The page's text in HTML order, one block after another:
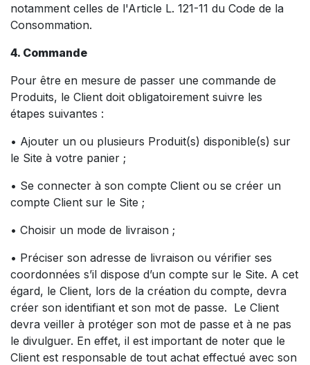
notamment celles de l'Article L. 121-11 du Code de la
Consommation.
4. Commande
Pour être en mesure de passer une commande de
Produits, le Client doit obligatoirement suivre les
étapes suivantes :
• Ajouter un ou plusieurs Produit(s) disponible(s) sur
le Site à votre panier ;
• Se connecter à son compte Client ou se créer un
compte Client sur le Site ;
• Choisir un mode de livraison ;
• Préciser son adresse de livraison ou vérifier ses
coordonnées s’il dispose d’un compte sur le Site. A cet
égard, le Client, lors de la création du compte, devra
créer son identifiant et son mot de passe. Le Client
devra veiller à protéger son mot de passe et à ne pas
le divulguer. En effet, il est important de noter que le
Client est responsable de tout achat effectué avec son